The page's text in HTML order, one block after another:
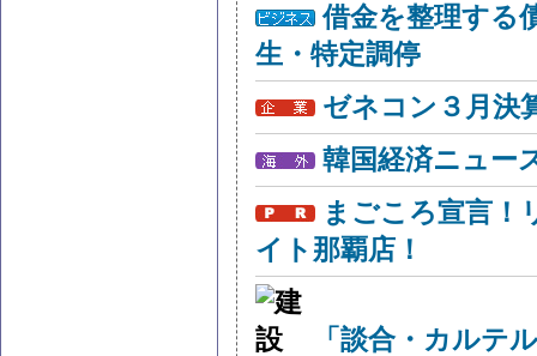
借金を整理する
生・特定調停
ゼネコン３月決
韓国経済ニュー
まごころ宣言！
イト那覇店！
「談合・カルテ